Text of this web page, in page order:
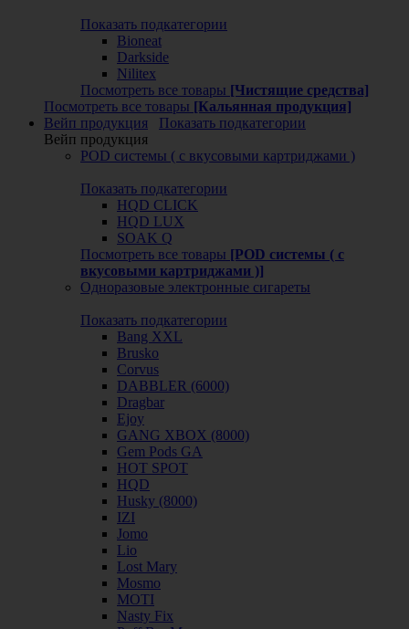
Показать подкатегории
Bioneat
Darkside
Nilitex
Посмотреть все товары [Чистящие средства]
Посмотреть все товары [Кальянная продукция]
Вейп продукция
Показать подкатегории
Вейп продукция
POD системы ( с вкусовыми картриджами )
Показать подкатегории
HQD CLICK
HQD LUX
SOAK Q
Посмотреть все товары [POD системы ( с
вкусовыми картриджами )]
Одноразовые электронные сигареты
Показать подкатегории
Bang XXL
Brusko
Corvus
DABBLER (6000)
Dragbar
Ejoy
GANG XBOX (8000)
Gem Pods GA
HOT SPOT
HQD
Husky (8000)
IZI
Jomo
Lio
Lost Mary
Mosmo
MOTI
Nasty Fix